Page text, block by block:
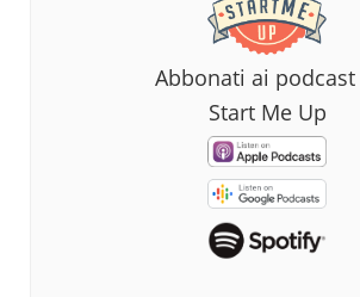
Abbonati ai podcast
Start Me Up